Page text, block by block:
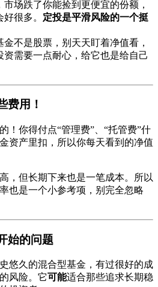
场跌了你能捡到更便宜的份额，
很多。 定投是平滑风险的一个挺
金不是股票，别天天盯着净值看，
资需要一点耐心，给它也是给自己
费用！
！你得付点“管理费”、“托管费”什
资产里扣，所以你每天看到的净值
，但长期下来也是一笔成本。所以
也是一个小参考项，别完全忽略
始的问题
悠久的混合型基金，有过很好的成
风险。它可能适合那些追求长期稳